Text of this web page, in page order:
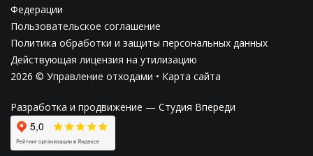
Федерации
Пользовательское соглашение
Политика обработки и защиты персональных данных
Действующая лицензия на утилизацию
2026 © Управление отходами • Карта сайта
Разработка и продвижение — Студия Впереди